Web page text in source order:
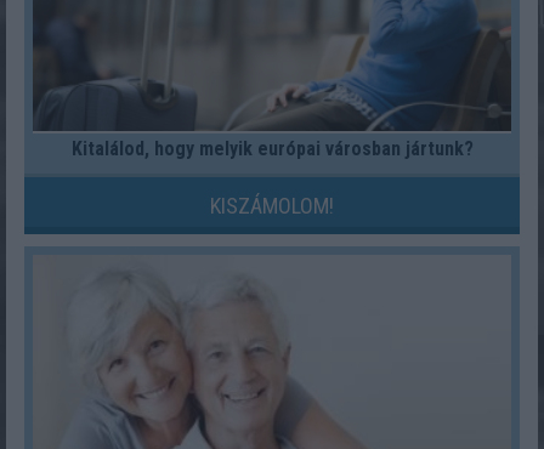
Kitalálod, hogy melyik európai városban jártunk?
KISZÁMOLOM!